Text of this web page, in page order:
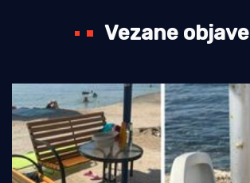
Vezane objave